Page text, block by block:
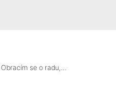
se o radu,...